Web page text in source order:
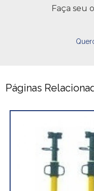
Faça seu
Páginas